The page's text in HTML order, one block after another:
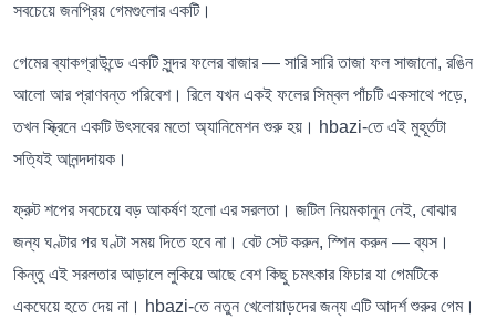
সবচেয়ে জনপ্রিয় গেমগুলোর একটি।
গেমের ব্যাকগ্রাউন্ডে একটি সুন্দর ফলের বাজার — সারি সারি তাজা ফল সাজানো, রঙিন
আলো আর প্রাণবন্ত পরিবেশ। রিলে যখন একই ফলের সিম্বল পাঁচটি একসাথে পড়ে,
তখন স্ক্রিনে একটি উৎসবের মতো অ্যানিমেশন শুরু হয়। hbazi-তে এই মুহূর্তটা
সত্যিই আনন্দদায়ক।
ফ্রুট শপের সবচেয়ে বড় আকর্ষণ হলো এর সরলতা। জটিল নিয়মকানুন নেই, বোঝার
জন্য ঘণ্টার পর ঘণ্টা সময় দিতে হবে না। বেট সেট করুন, স্পিন করুন — ব্যস।
কিন্তু এই সরলতার আড়ালে লুকিয়ে আছে বেশ কিছু চমৎকার ফিচার যা গেমটিকে
একঘেয়ে হতে দেয় না। hbazi-তে নতুন খেলোয়াড়দের জন্য এটি আদর্শ শুরুর গেম।